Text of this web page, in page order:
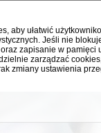
aby ułatwić
Jeśli nie
zapisanie w pamięci
zarządzać
zmiany ustawienia